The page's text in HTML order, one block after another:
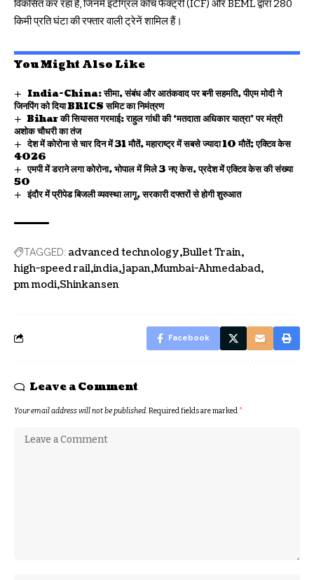
विकसित कर रहा है, जिनमें इंटीग्रल कोच फैक्ट्री (ICF) और BEML द्वारा 280
किमी प्रति घंटा की रफ्तार वाली ट्रेनें शामिल हैं।
You Might Also Like
India-China: सीमा, संबंध और आतंकवाद पर बनी सहमति, पीएम मोदी ने
जिनपिंग को दिया BRICS समिट का निमंत्रण
Bihar की सियासत गरमाई: राहुल गांधी की ‘मतदाता अधिकार यात्रा’ पर मंत्री
अशोक चौधरी का तंज
देश में कोरोना से चार दिन में 31 मौतें, महाराष्ट्र में सबसे ज्यादा 10 मौतें; एक्टिव केस
4026
एमपी में डराने लगा कोरोना, भोपाल में मिले 3 नए केस, प्रदेश में एक्टिव केस की संख्या
50
इंदौर में प्रीपेड बिजली व्यवस्था लागू, सरकारी दफ्तरों से होगी शुरुआत
TAGGED: advanced technology Bullet Train
high-speed rail india japan Mumbai-Ahmedabad
pm modi Shinkansen
Facebook
Leave a Comment
Your email address will not be published.Required fields are marked*